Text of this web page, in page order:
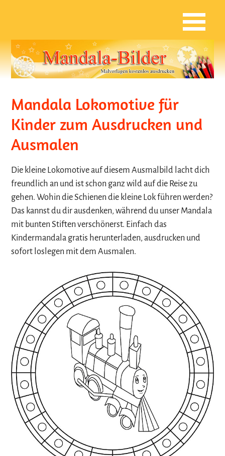
Mandala Lokomotive für
Kinder zum Ausdrucken und
Ausmalen
Die kleine Lokomotive auf diesem Ausmalbild lacht dich
freundlich an und ist schon ganz wild auf die Reise zu
gehen. Wohin die Schienen die kleine Lok führen werden?
Das kannst du dir ausdenken, während du unser Mandala
mit bunten Stiften verschönerst. Einfach das
Kindermandala gratis herunterladen, ausdrucken und
sofort loslegen mit dem Ausmalen.